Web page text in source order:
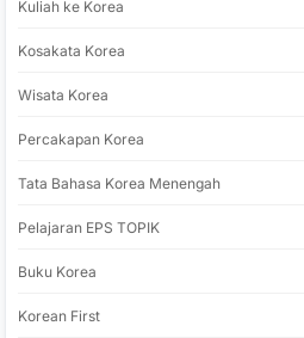
Kuliah ke Korea
Kosakata Korea
Wisata Korea
Percakapan Korea
Tata Bahasa Korea Menengah
Pelajaran EPS TOPIK
Buku Korea
Korean First